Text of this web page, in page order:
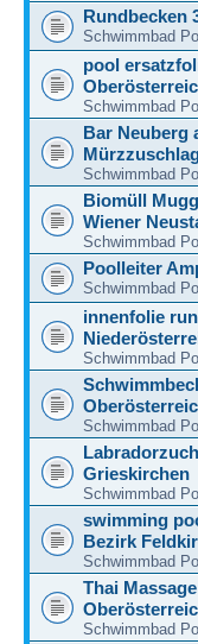
Rundbecken
Schwimmbad
pool
Schwimmbad
Bar Neuberg
Schwimmbad
Biomüll
Wiener
Schwimmbad
Poolleiter
Schwimmbad
innenfolie
Schwimmbad
Schwimmbad
Grieskirchen
Schwimmbad
swimming
Bezirk
Schwimmbad
Thai
Schwimmbad